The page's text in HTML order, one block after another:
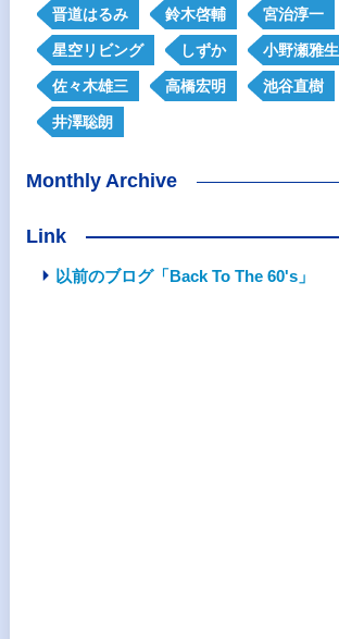
晋道はるみ 鈴木啓輔 宮治淳一
星空リビング しずか 小野瀬雅生
佐々木雄三 高橋宏明 池谷直樹
井澤聡朗
Monthly Archive
Link
以前のブログ「Back To The 60's」